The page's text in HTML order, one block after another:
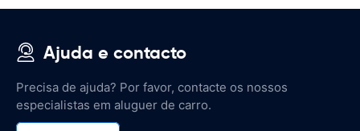
Ajuda e contacto
Precisa de ajuda? Por favor, contacte os nossos
especialistas em aluguer de carro.